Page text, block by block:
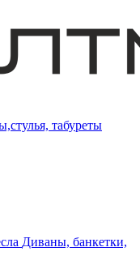
табуреты
Диваны, банкетки,